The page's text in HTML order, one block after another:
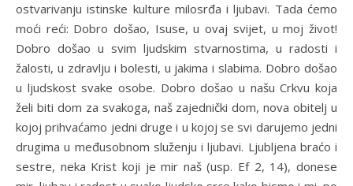
ostvarivanju istinske kulture milosrđa i ljubavi. Tada ćemo
moći reći: Dobro došao, Isuse, u ovaj svijet, u moj život!
Dobro došao u svim ljudskim stvarnostima, u radosti i
žalosti, u zdravlju i bolesti, u jakima i slabima. Dobro došao
u ljudskost svake osobe. Dobro došao u našu Crkvu koja
želi biti dom za svakoga, naš zajednički dom, nova obitelj u
kojoj prihvaćamo jedni druge i u kojoj se svi darujemo jedni
drugima u međusobnom služenju i ljubavi. Ljubljena braćo i
sestre, neka Krist koji je mir naš (usp. Ef 2, 14), donese